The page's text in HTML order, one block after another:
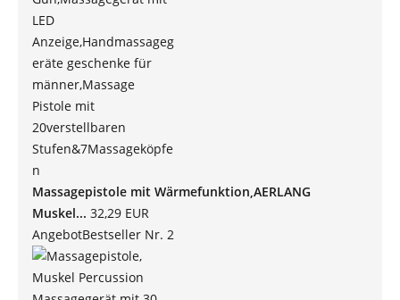
Massagepistole mit Wärmefunktion,AERLANG
Muskel... 32,29 EUR
AngebotBestseller Nr. 2